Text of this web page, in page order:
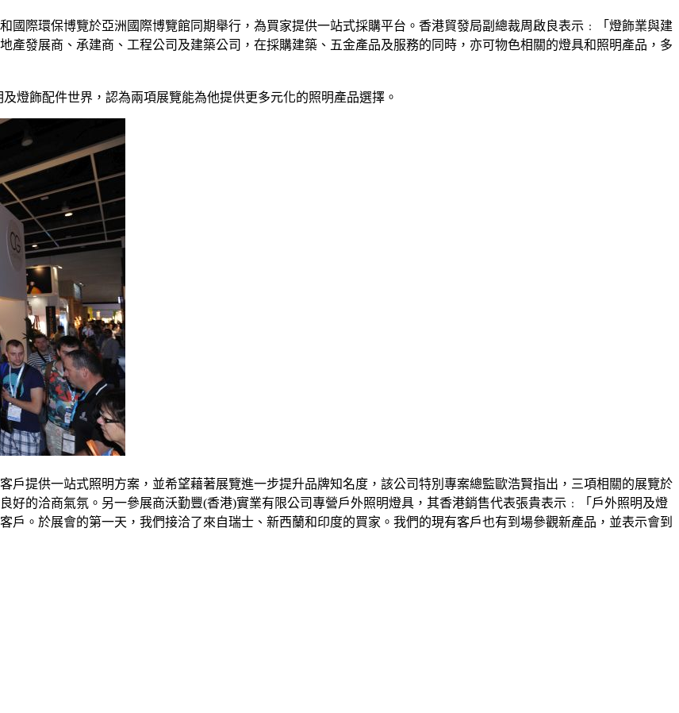
國際環保博覽於亞洲國際博覽館同期舉行，為買家提供一站式採購平台。香港貿發局副總裁周啟良表示﹕「燈飾業與建
產發展商、承建商、工程公司及建築公司，在採購建築、五金產品及服務的同時，亦可物色相關的燈具和照明產品，多
燈飾配件世界，認為兩項展覽能為他提供更多元化的照明產品選擇。
戶提供一站式照明方案，並希望藉著展覽進一步提升品牌知名度，該公司特別專案總監歐浩賢指出，三項相關的展覽於
好的洽商氣氛。另一參展商沃勤豐(香港)實業有限公司專營戶外照明燈具，其香港銷售代表張貴表示﹕「戶外照明及燈
。於展會的第一天，我們接洽了來自瑞士、新西蘭和印度的買家。我們的現有客戶也有到場參觀新產品，並表示會到